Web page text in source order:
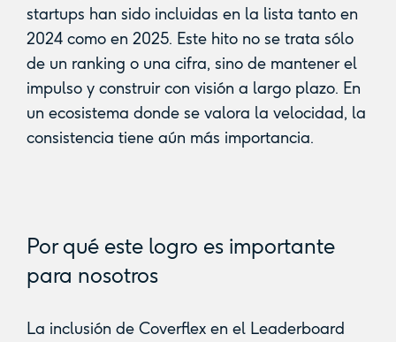
startups han sido incluidas en la lista tanto en
2024 como en 2025. Este hito no se trata sólo
de un ranking o una cifra, sino de mantener el
impulso y construir con visión a largo plazo. En
un ecosistema donde se valora la velocidad, la
consistencia tiene aún más importancia.
Por qué este logro es importante
para nosotros
La inclusión de Coverflex en el Leaderboard